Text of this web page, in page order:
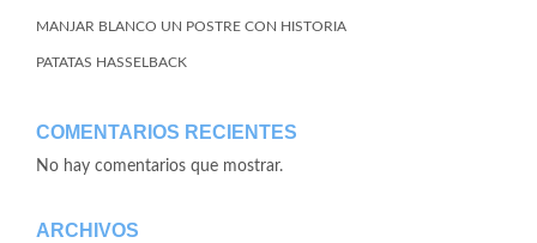
MANJAR BLANCO UN POSTRE CON HISTORIA
PATATAS HASSELBACK
COMENTARIOS RECIENTES
No hay comentarios que mostrar.
ARCHIVOS